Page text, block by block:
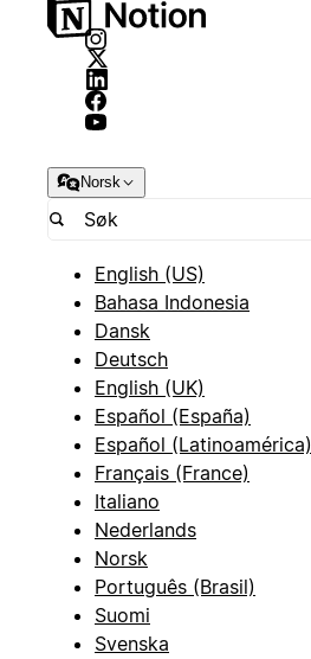
Norsk
English (US)
Bahasa Indonesia
Dansk
Deutsch
English (UK)
Español (España)
Español (Latinoamérica)
Français (France)
Italiano
Nederlands
Norsk
Português (Brasil)
Suomi
Svenska